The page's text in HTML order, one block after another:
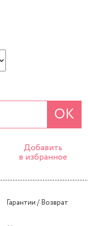
ОК
Добавить
в избранное
Гарантии / Возврат